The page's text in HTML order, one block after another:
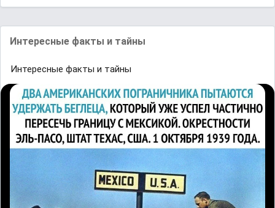
Интересные факты и тайны
Интересные факты и тайны